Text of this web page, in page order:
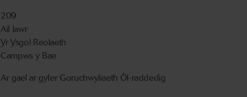
209
Ail lawr
Yr Ysgol Reolaeth
Campws y Bae
Ar gael ar gyfer Goruchwyliaeth Ôl-raddedig